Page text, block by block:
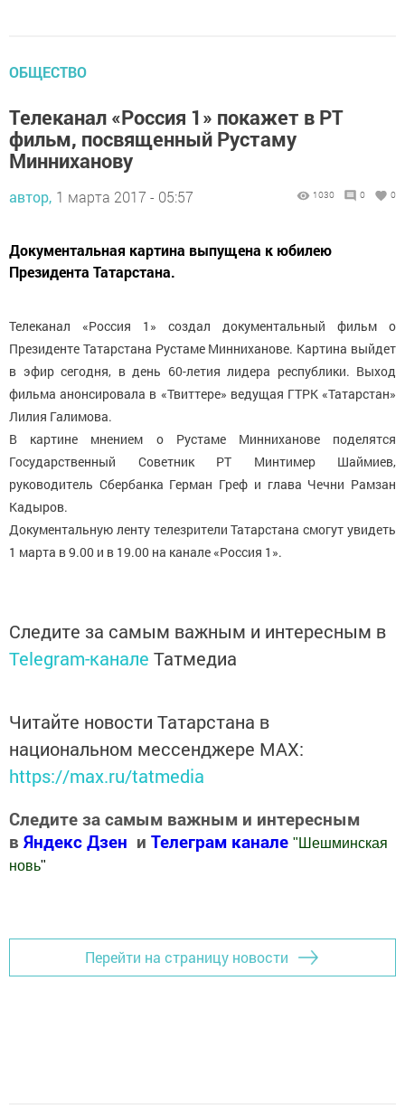
ОБЩЕСТВО
Телеканал «Россия 1» покажет в РТ
фильм, посвященный Рустаму
Минниханову
автор, 1 марта 2017 - 05:57 1030 0 0
Документальная картина выпущена к юбилею
Президента Татарстана.
Телеканал «Россия 1» создал документальный фильм о
Президенте Татарстана Рустаме Минниханове. Картина выйдет
в эфир сегодня, в день 60-летия лидера республики. Выход
фильма анонсировала в «Твиттере» ведущая ГТРК «Татарстан»
Лилия Галимова.
В картине мнением о Рустаме Минниханове поделятся
Государственный Советник РТ Минтимер Шаймиев,
руководитель Сбербанка Герман Греф и глава Чечни Рамзан
Кадыров.
Документальную ленту телезрители Татарстана смогут увидеть
1 марта в 9.00 и в 19.00 на канале «Россия 1».
Следите за самым важным и интересным в
Telegram-канале Татмедиа
Читайте новости Татарстана в
национальном мессенджере MАХ:
https://max.ru/tatmedia
Следите за самым важным и интересным
в Яндекс Дзен и Телеграм канале " Шешминская
новь"
Перейти на страницу новости